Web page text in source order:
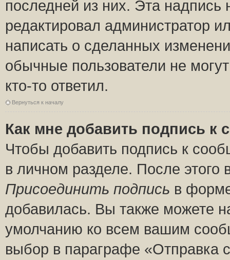
последней из них. Эта
редактировал администратор
написать о сделанных
обычные пользователи не
кто-то ответил.
Вернуться к началу
Как мне добавить подпись к
Чтобы добавить подпись к
в личном разделе. После
Присоединить подпись в
добавилась. Вы также можете
умолчанию ко всем вашим
выбор в параграфе «Отправка